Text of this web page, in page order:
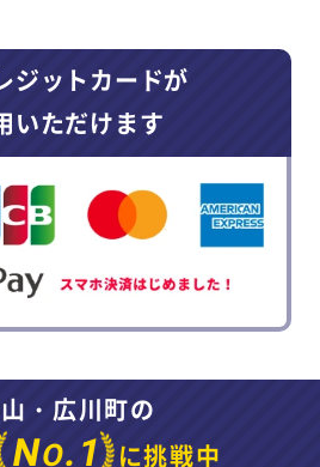
ジットカードが
いただけます
・広川町の
NO.1 に挑戦中